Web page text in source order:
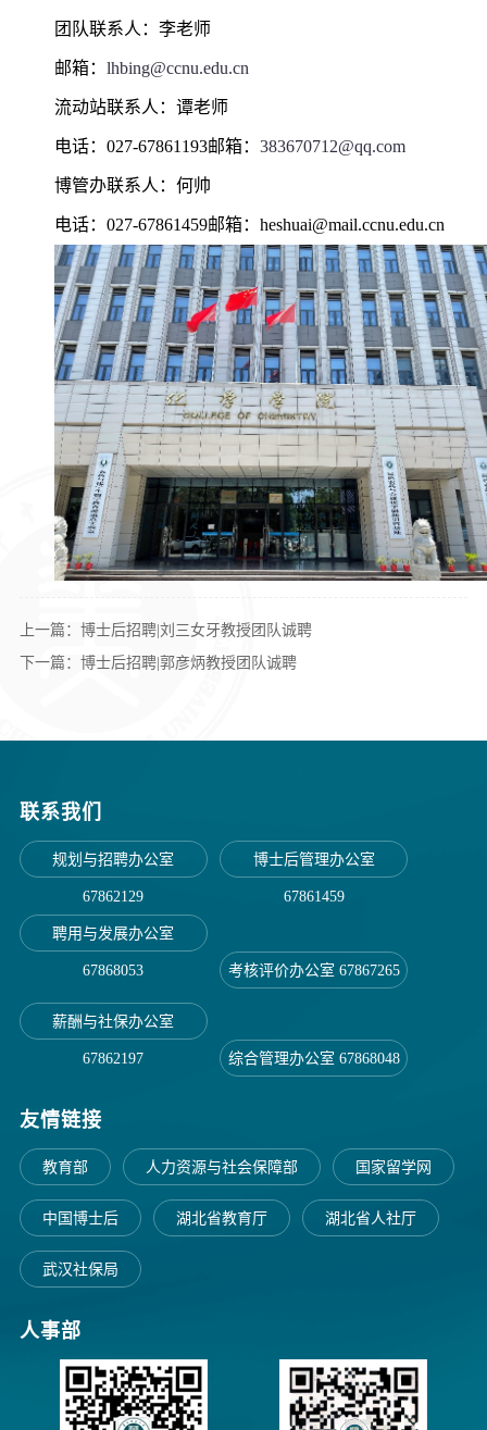
团队联系人：李老师
邮箱： lhbing@ccnu.edu.cn
流动站联系人：谭老师
电话：027-67861193邮箱： 383670712@qq.com
博管办联系人：何帅
电话：027-67861459邮箱：heshuai@mail.ccnu.edu.cn
上一篇：博士后招聘|刘三女牙教授团队诚聘
下一篇：博士后招聘|郭彦炳教授团队诚聘
联系我们
规划与招聘办公室
67862129
博士后管理办公室
67861459
聘用与发展办公室
67868053 考核评价办公室 67867265
薪酬与社保办公室
67862197 综合管理办公室 67868048
友情链接
教育部 人力资源与社会保障部 国家留学网
中国博士后 湖北省教育厅 湖北省人社厅
武汉社保局
人事部